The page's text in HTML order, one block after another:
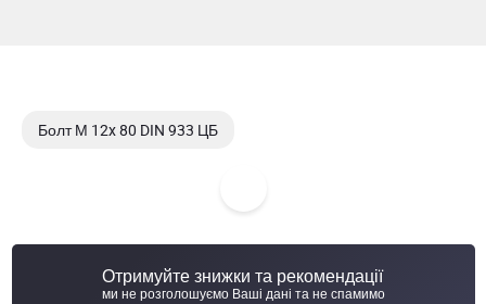
Болт М 12x 80 DIN 933 ЦБ
Болт М 12x 90 DIN 931 кл. пр. 8,8
Отримуйте знижки та рекомендації
ми не розголошуємо Ваші дані та не спамимо